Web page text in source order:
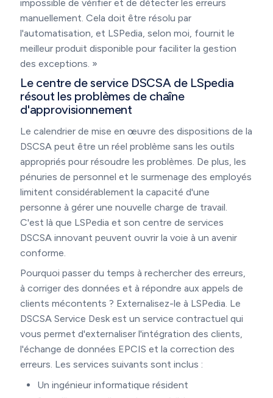
impossible de vérifier et de détecter les erreurs
manuellement. Cela doit être résolu par
l'automatisation, et LSPedia, selon moi, fournit le
meilleur produit disponible pour faciliter la gestion
des exceptions. »
Le centre de service DSCSA de LSpedia
résout les problèmes de chaîne
d'approvisionnement
Le calendrier de mise en œuvre des dispositions de la
DSCSA peut être un réel problème sans les outils
appropriés pour résoudre les problèmes. De plus, les
pénuries de personnel et le surmenage des employés
limitent considérablement la capacité d'une
personne à gérer une nouvelle charge de travail.
C'est là que LSPedia et son centre de services
DSCSA innovant peuvent ouvrir la voie à un avenir
conforme.
Pourquoi passer du temps à rechercher des erreurs,
à corriger des données et à répondre aux appels de
clients mécontents ? Externalisez-le à LSPedia. Le
DSCSA Service Desk est un service contractuel qui
vous permet d'externaliser l'intégration des clients,
l'échange de données EPCIS et la correction des
erreurs. Les services suivants sont inclus :
Un ingénieur informatique résident